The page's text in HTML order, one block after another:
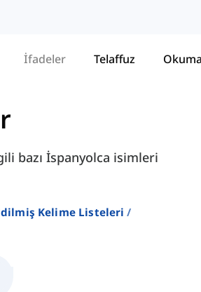
İfadeler Telaffuz Okuma
bazı İspanyolca isimleri
Kelime Listeleri